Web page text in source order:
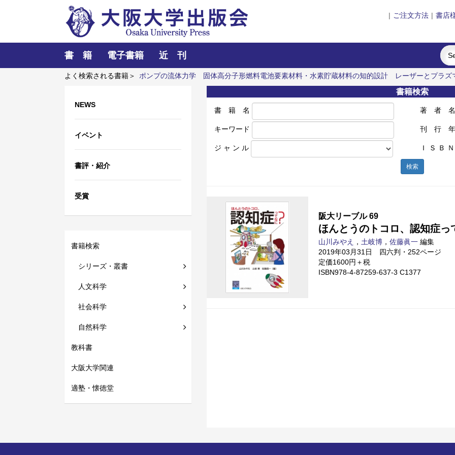
| ご注文方法 | 書店
書 籍 電子書籍 近 刊
よく検索される書籍＞ ポンプの流体力学 固体高分子形燃料電池要素材料・水素貯蔵材料の知的設計
レーザーとプラズ
AIと人のこころの近未来
NEWS
イベント
書評・紹介
受賞
書籍検索
シリーズ・叢書
人文科学
社会科学
自然科学
教科書
大阪大学関連
適塾・懐徳堂
書籍検索
書 籍 名 著 者 名
キーワード 刊 行 年
ジ ャ ン ル Ｉ Ｓ Ｂ Ｎ
検索
阪大リーブル 69
ほんとうのトコロ、認知症っ
山川みやえ ， 土岐博 ， 佐藤眞一 編集
2019年03月31日 四六判・252ページ
定価1600円＋税
ISBN978-4-87259-637-3 C1377